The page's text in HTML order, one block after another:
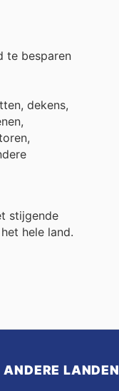
te besparen
dekens,
stijgende
hele land.
ANDERE LANDEN